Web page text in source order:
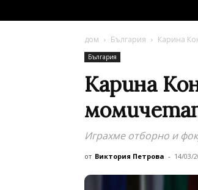
дом България Карина
България
Карина
Играхме отборно и
от Виктория Петрова - 14/03/